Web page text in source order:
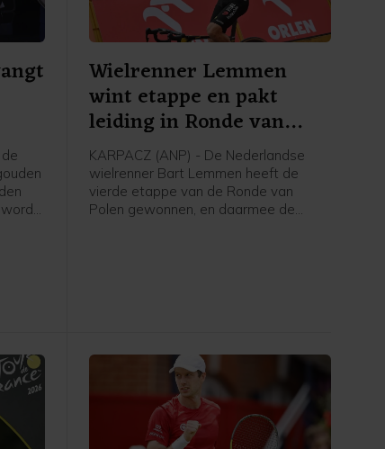
Wielrenner Lemmen
wint etappe en pakt
leiding in Ronde van
Polen
KARPACZ (ANP) - De Nederlandse
wielrenner Bart Lemmen heeft de
vierde etappe van de Ronde van
Polen gewonnen, en daarmee de